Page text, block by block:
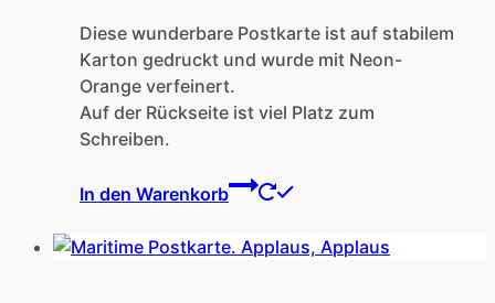
Diese wunderbare Postkarte ist auf stabilem
Karton gedruckt und wurde mit Neon-
Orange verfeinert.
Auf der Rückseite ist viel Platz zum
Schreiben.
In den Warenkorb